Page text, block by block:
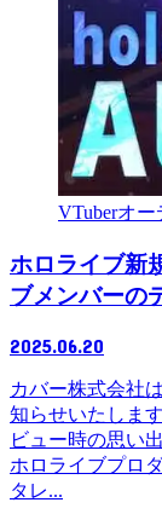
VTuberオ
ホロライブ新
ブメンバーの
2025.06.20
カバー株式会社
知らせいたしま
ビュー時の思い
ホロライブプロ
タレ...